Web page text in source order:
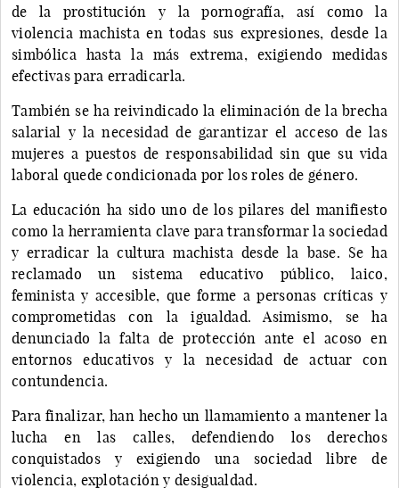
de la prostitución y la pornografía, así como la
violencia machista en todas sus expresiones, desde la
simbólica hasta la más extrema, exigiendo medidas
efectivas para erradicarla.
También se ha reivindicado la eliminación de la brecha
salarial y la necesidad de garantizar el acceso de las
mujeres a puestos de responsabilidad sin que su vida
laboral quede condicionada por los roles de género.
La educación ha sido uno de los pilares del manifiesto
como la herramienta clave para transformar la sociedad
y erradicar la cultura machista desde la base. Se ha
reclamado un sistema educativo público, laico,
feminista y accesible, que forme a personas críticas y
comprometidas con la igualdad. Asimismo, se ha
denunciado la falta de protección ante el acoso en
entornos educativos y la necesidad de actuar con
contundencia.
Para finalizar, han hecho un llamamiento a mantener la
lucha en las calles, defendiendo los derechos
conquistados y exigiendo una sociedad libre de
violencia, explotación y desigualdad.